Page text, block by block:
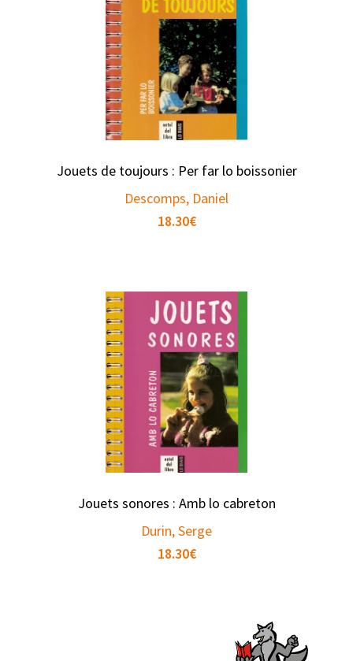
Jouets de toujours : Per far lo boissonier
Descomps, Daniel
18.30€
Jouets sonores : Amb lo cabreton
Durin, Serge
18.30€